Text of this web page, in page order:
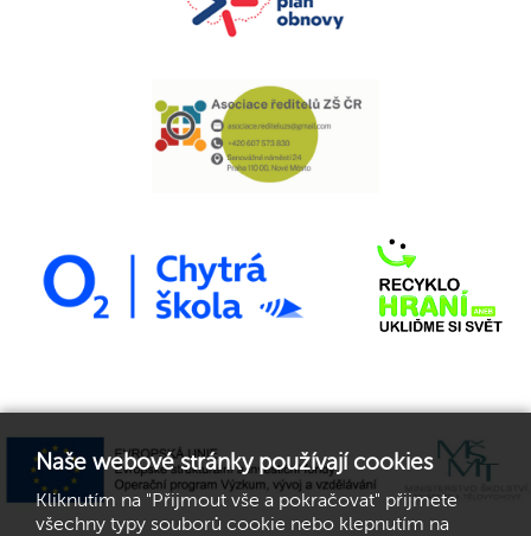
Naše webové stránky používají cookies
Kliknutím na "Přijmout vše a pokračovat" přijmete
všechny typy souborů cookie nebo klepnutím na